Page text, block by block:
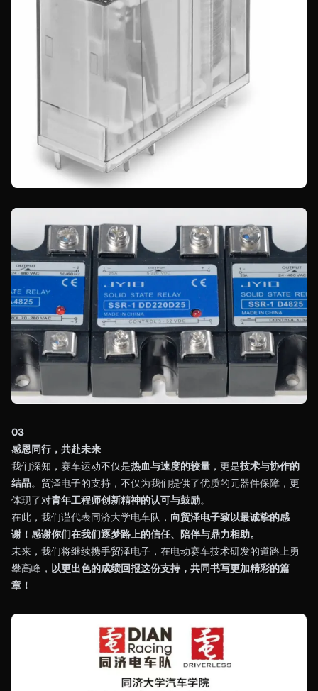
03
感恩同行，共赴未来
我们深知，赛车运动不仅是热血与速度的较量 ，更是技术与协作的
结晶。贸泽电子的支持，不仅为我们提供了优质的元器件保障，更
体现了对青年工程师创新精神的认可与鼓励。
在此，我们谨代表同济大学电车队， 向贸泽电子致以最诚挚的感
谢！感谢你们在我们逐梦路上的信任、陪伴与鼎力相助。
未来，我们将继续携手贸泽电子，在电动赛车技术研发的道路上勇
攀高峰， 以更出色的成绩回报这份支持，共同书写更加精彩的篇
章！